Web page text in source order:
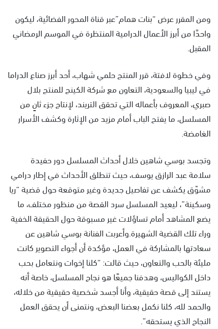
ومن المقرر عرض “بنات همام”عبر قناة المحور الفضائية، ليكون
واحدًا من أبرز الأعمال الدرامية المنتظرة في الموسم الرمضاني
المقبل.
وفي خطوة لافتة، قرر المنتج حلمي شهاب، أحد أبرز صناع الدراما
في ليبيا والسعودية، التعاون مع شركة الكينج للمنتج بلال
صبري، المعروف بأعماله التي تحقق التريند، لإنتاج جزء ثانٍ من
المسلسل، ما يفتح الباب أمام مزيد من الإثارة وكشف الأسرار
الغامضة.
وتجسد بوسي شاهين خلال أحداث المسلسل دور حفيدة
سلامة عبد الرازق يوسف، حيث تنطلق الأحداث في إطار درامي
مشوّق يكشف عن تفاصيل جديدة وغير متوقعة حول قضية “ريا
وسكينة”، ليعيد المسلسل سرد القصة من منظور مختلف، ما
يضع المشاهد أمام تساؤلات غير مسبوقة حول الحقيقة الخفية
وراء تلك القضية الشهيرة.وأعربت الفنانة بوسي شاهين عن
سعادتها بالمشاركة في العمل، مؤكدة أن أجواء التصوير كانت
مليئة بالحب والتعاون، حيث قالت: “كلنا إخوات ونتعامل بحب
داخل الكواليس، وهدفنا جميعًا هو نجاح المسلسل، خاصة أنه
يستند إلى قصة حقيقية، وأنا أجسد شخصية حقيقية من خلاله،
والحمد لله، كلنا نكمل بعضنا البعض، ونتمنى أن يحقق العمل
النجاح الذي يستحقه”.